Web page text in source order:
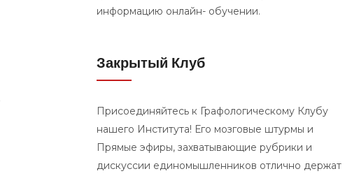
информацию онлайн- обучении.
Закрытый Клуб
Присоединяйтесь к Графологическому Клубу
нашего Института! Его мозговые штурмы и
Прямые эфиры, захватывающие рубрики и
дискуссии единомышленников отлично держат